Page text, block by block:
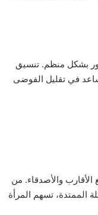
بشكل منظم. تنسيق
في تقليل الفوضى
الأقارب والأصدقاء. من
الممتدة، تسهم المرأة